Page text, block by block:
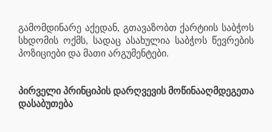
გამომდინარე აქედან, გთავაზობთ ქარტიის საბჭოს
სხდომის ოქმს, სადაც ასახულია საბჭოს წევრების
პოზიციები და მათი არგუმენტები.
პირველი პრინციპის დარღვევის მოწინააღმდეგეთა
დასაბუთება